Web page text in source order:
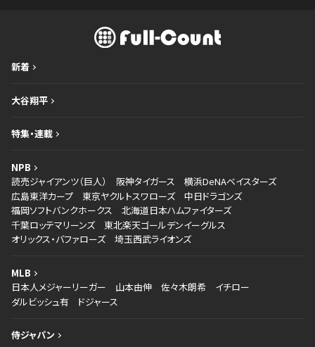
新着
大谷翔平
特集・連載
NPB
読売ジャイアンツ（巨人）
阪神タイガース
横浜DeNAベイスターズ
広島東洋カープ
東京ヤクルトスワローズ
中日ドラゴンズ
福岡ソフトバンクホークス
北海道日本ハムファイターズ
千葉ロッテマリーンズ
東北楽天ゴールデンイーグルス
オリックス・バファローズ
埼玉西武ライオンズ
MLB
日本人メジャーリーガー
山本由伸 佐々木朗希
イチロー
ダルビッシュ有
ドジャース
侍ジャパン